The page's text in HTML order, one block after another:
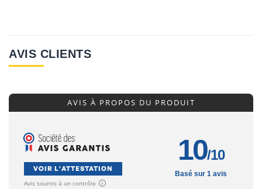
AVIS CLIENTS
AVIS À PROPOS DU PRODUIT
VOIR L'ATTESTATION
Avis soumis à un contrôle
10/10
Basé sur 1 avis